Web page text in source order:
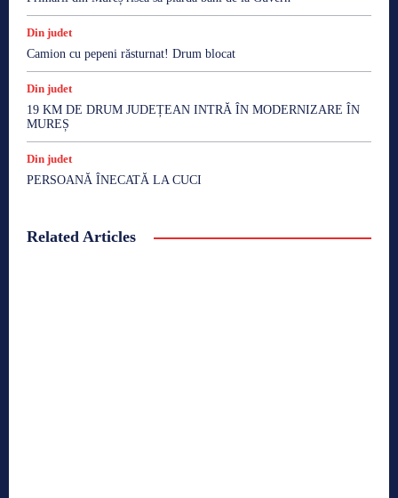
Din judet
Camion cu pepeni răsturnat! Drum blocat
Din judet
19 KM DE DRUM JUDEȚEAN INTRĂ ÎN MODERNIZARE ÎN
MUREȘ
Din judet
PERSOANĂ ÎNECATĂ LA CUCI
Related Articles